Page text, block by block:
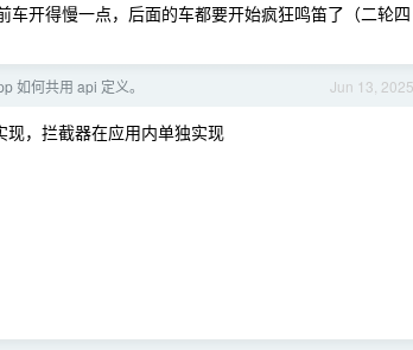
开得慢一点，后面的车都要开始疯狂鸣笛了（二轮四
Jun 13, 2025
如何共用 api 定义。
，拦截器在应用内单独实现